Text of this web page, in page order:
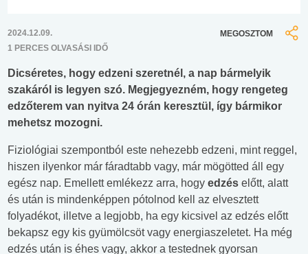
2024.12.09.
1 PERCES OLVASÁSI IDŐ
MEGOSZTOM
Dicséretes, hogy edzeni szeretnél, a nap bármelyik
szakáról is legyen szó. Megjegyezném, hogy rengeteg
edzőterem van nyitva 24 órán keresztül, így bármikor
mehetsz mozogni.
Fiziológiai szempontból este nehezebb edzeni, mint reggel,
hiszen ilyenkor már fáradtabb vagy, már mögötted áll egy
egész nap. Emellett emlékezz arra, hogy edzés előtt, alatt
és után is mindenképpen pótolnod kell az elvesztett
folyadékot, illetve a legjobb, ha egy kicsivel az edzés előtt
bekapsz egy kis gyümölcsöt vagy energiaszeletet. Ha még
edzés után is éhes vagy, akkor a testednek gyorsan